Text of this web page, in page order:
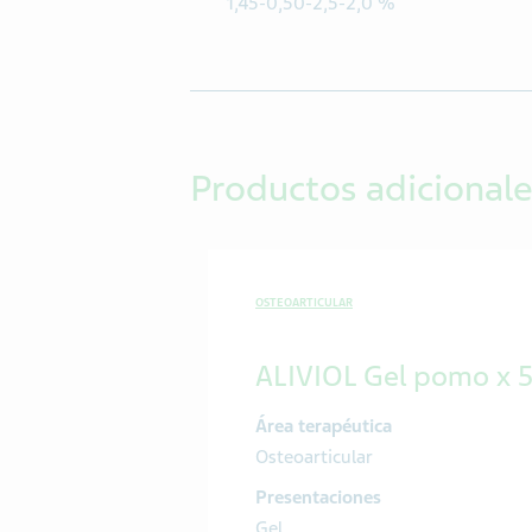
Productos
OSTEOARTICULAR
ALIVIOL Gel pomo x
Área terapéutica
Osteoarticular
Presentaciones